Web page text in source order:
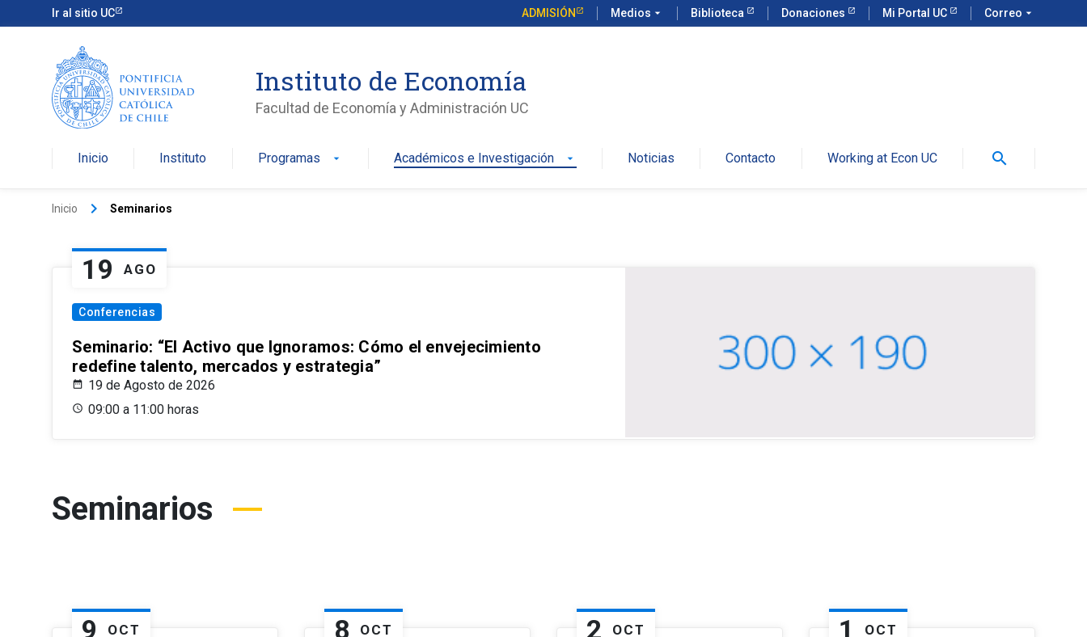
Ir al sitio UC ADMISIÓN Medios arrow_drop_down Biblioteca Donaciones Mi Portal UC Correo arrow_drop_down
Instituto de Economía
Facultad de Economía y Administración UC
Inicio Instituto Programas arrow_drop_down Académicos e Investigación arrow_drop_down Noticias Contacto Working at Econ UC search
Inicio keyboard_arrow_right Seminarios
19 AGO
Conferencias
Seminario: “El Activo que Ignoramos: Cómo el envejecimiento
redefine talento, mercados y estrategia”
19 de Agosto de 2026
09:00 a 11:00 horas
Seminarios
9 OCT 8 OCT 2 OCT 1 OCT